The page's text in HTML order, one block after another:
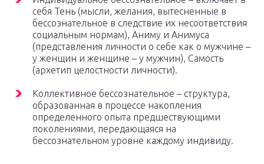
себя Тень (мысли, желания, вытесненные в
бессознательное в следствие их несоответствия
социальным нормам), Аниму и Анимуса
(представления личности о себе как о мужчине –
у женщин и женщине – у мужчин), Самость
(архетип целостности личности).
Коллективное бессознательное – структура,
образованная в процессе накопления
определенного опыта предшествующими
поколениями, передающаяся на
бессознательном уровне каждому индивиду.